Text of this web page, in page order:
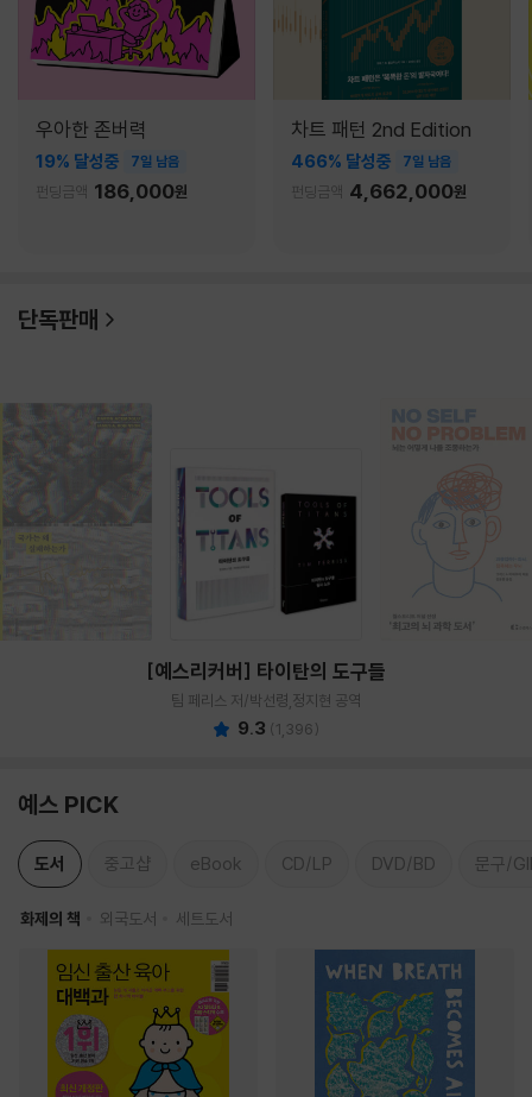
우아한 존버력
19% 달성중 7일 남음
펀딩금액 186,000원
차트 패턴 2nd Edition
466% 달성중 7일 남음
펀딩금액 4,662,000원
단독판매
[예스리커버] 타이탄의 도구들
팀 페리스 저/박선령,정지현 공역
9.3 (1,396)
예스 PICK
도서 중고샵 eBook CD/LP DVD/BD 문구/
화제의 책 외국도서 세트도서